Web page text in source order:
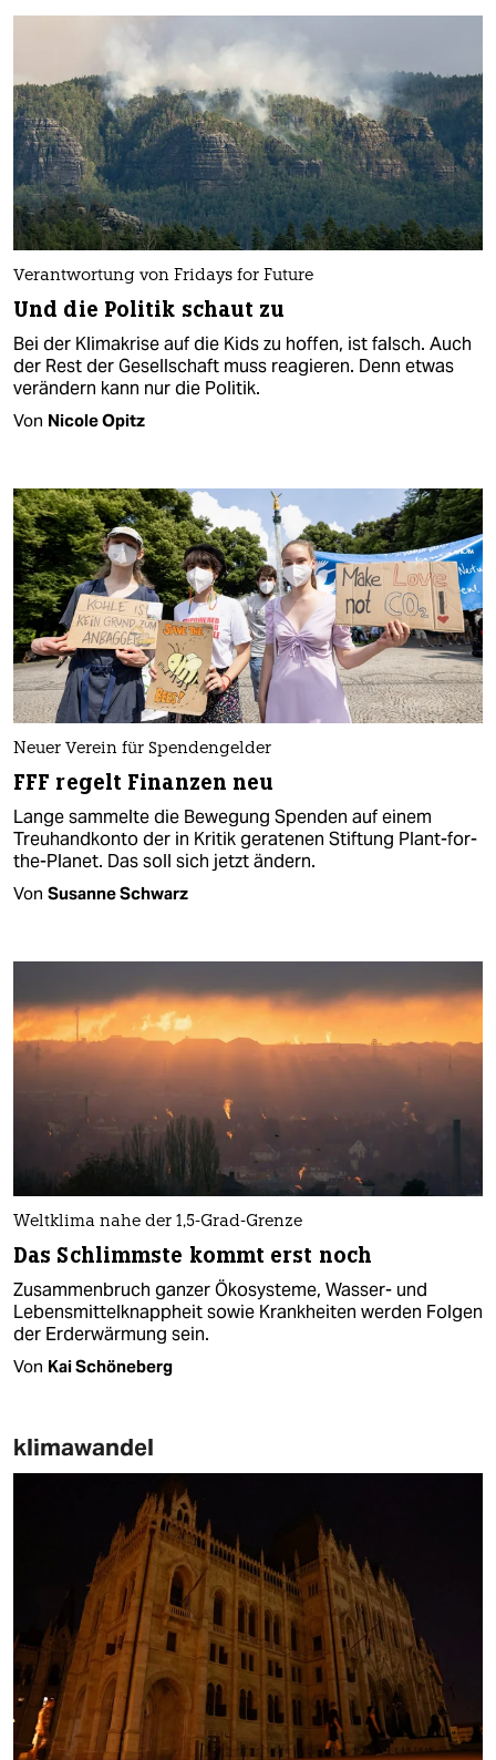
Verantwortung von Fridays for Future
Und die Politik schaut zu
Bei der Klimakrise auf die Kids zu hoffen, ist falsch. Auch
der Rest der Gesellschaft muss reagieren. Denn etwas
verändern kann nur die Politik.
Von Nicole Opitz
Neuer Verein für Spendengelder
FFF regelt Finanzen neu
Lange sammelte die Bewegung Spenden auf einem
Treuhandkonto der in Kritik geratenen Stiftung Plant-for-
the-Planet. Das soll sich jetzt ändern.
Von Susanne Schwarz
Weltklima nahe der 1,5-Grad-Grenze
Das Schlimmste kommt erst noch
Zusammenbruch ganzer Ökosysteme, Wasser- und
Lebensmittelknappheit sowie Krankheiten werden Folgen
der Erderwärmung sein.
Von Kai Schöneberg
klimawandel